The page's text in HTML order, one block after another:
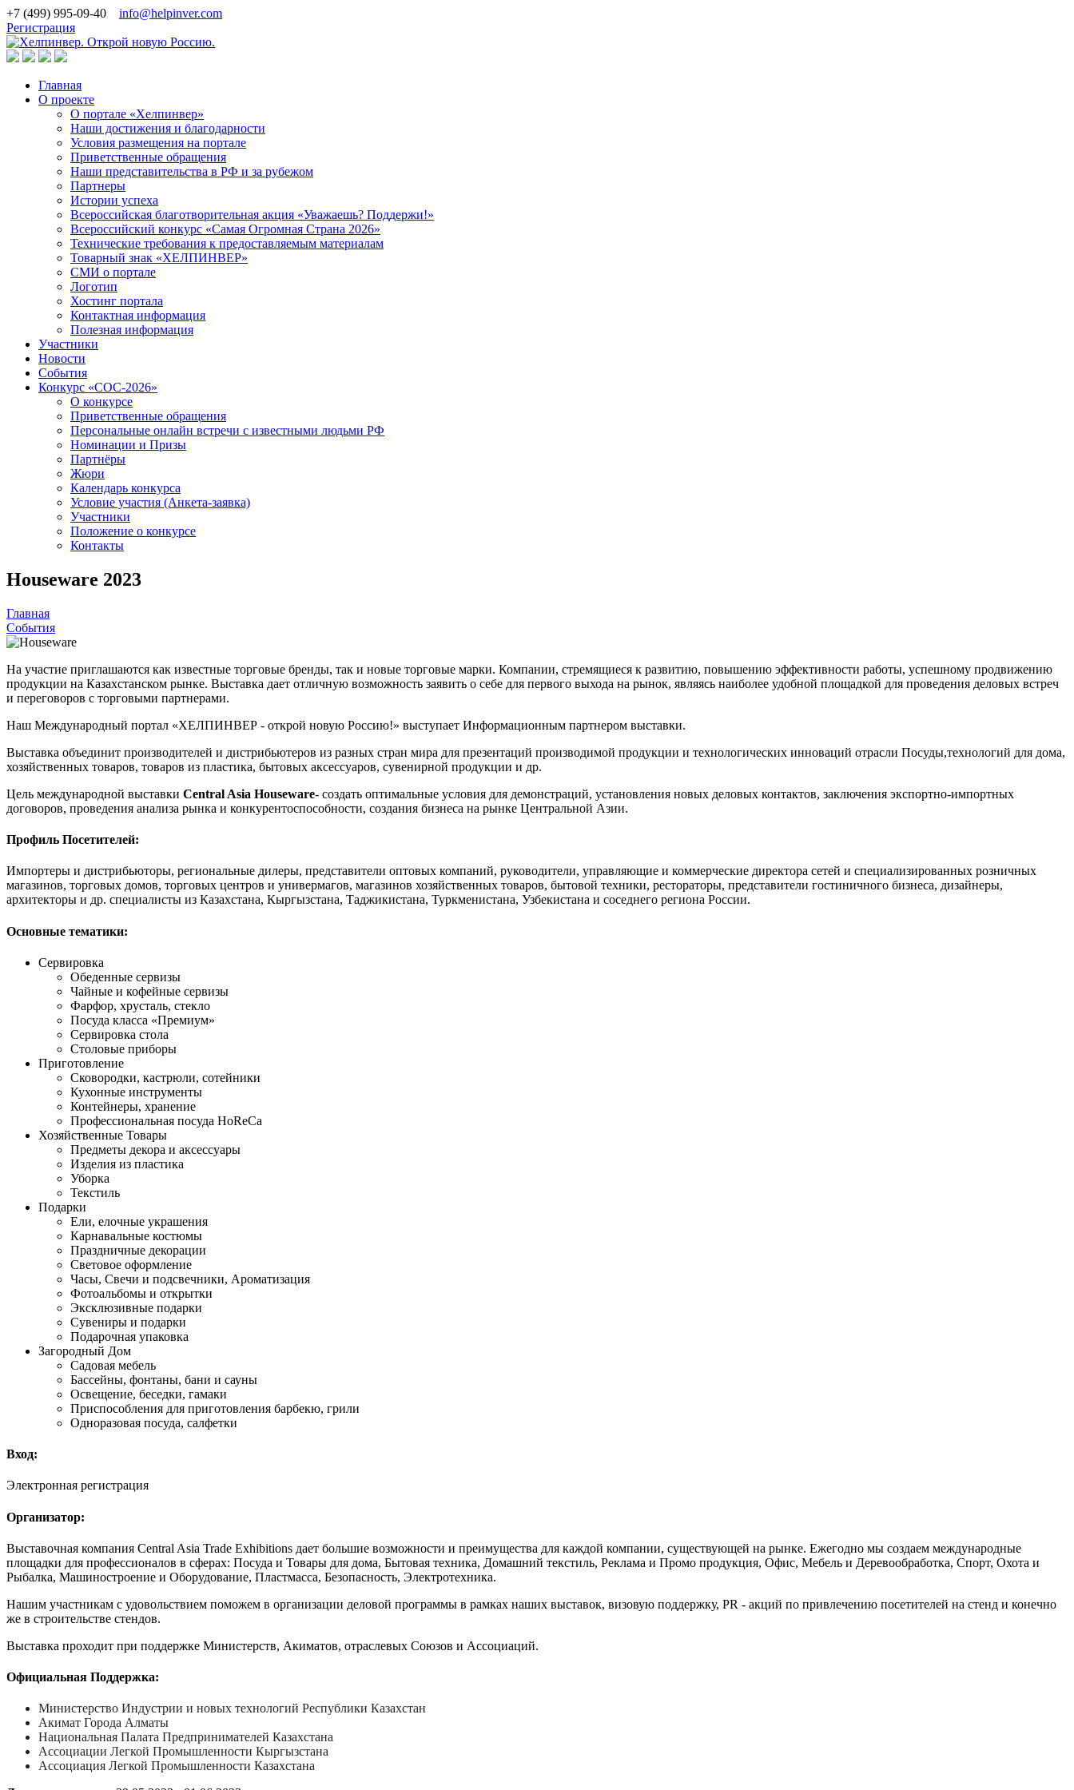
+7 (499) 995-09-40
info@helpinver.com
Регистрация
Главная
О проекте
О портале «Хелпинвер»
Наши достижения и благодарности
Условия размещения на портале
Приветственные обращения
Наши представительства в РФ и за рубежом
Партнеры
Истории успеха
Всероссийская благотворительная акция «Уважаешь? Поддержи!»
Всероссийский конкурс «Самая Огромная Страна 2026»
Технические требования к предоставляемым материалам
Товарный знак «ХЕЛПИНВЕР»
СМИ о портале
Логотип
Хостинг портала
Контактная информация
Полезная информация
Участники
Новости
События
Конкурс «СОС-2026»
О конкурсе
Приветственные обращения
Персональные онлайн встречи с известными людьми РФ
Номинации и Призы
Партнёры
Жюри
Календарь конкурса
Условие участия (Анкета-заявка)
Участники
Положение о конкурсе
Контакты
Houseware 2023
Главная
События
На участие приглашаются как известные торговые бренды, так и новые торговые марки. Компании, стремящиеся к развитию, повышению эффективности работы, успешному продвижению
продукции на Казахстанском рынке. Выставка дает отличную возможность заявить о себе для первого выхода на рынок, являясь наиболее удобной площадкой для проведения деловых встреч
и переговоров с торговыми партнерами.
Наш Международный портал «ХЕЛПИНВЕР - открой новую Россию!» выступает Информационным партнером выставки.
Выставка объединит производителей и дистрибьютеров из разных стран мира для презентаций производимой продукции и технологических инноваций отрасли Посуды,технологий для дома,
хозяйственных товаров, товаров из пластика, бытовых аксессуаров, сувенирной продукции и др.
Цель международной выставки Central Asia Houseware- создать оптимальные условия для демонстраций, установления новых деловых контактов, заключения экспортно-импортных
договоров, проведения анализа рынка и конкурентоспособности, создания бизнеса на рынке Центральной Азии.
Профиль Посетителей:
Импортеры и дистрибьюторы, региональные дилеры, представители оптовых компаний, руководители, управляющие и коммерческие директора сетей и специализированных розничных
магазинов, торговых домов, торговых центров и универмагов, магазинов хозяйственных товаров, бытовой техники, рестораторы, представители гостиничного бизнеса, дизайнеры,
архитекторы и др. специалисты из Казахстана, Кыргызстана, Таджикистана, Туркменистана, Узбекистана и соседнего региона России.
Основные тематики:
Сервировка
Обеденные сервизы
Чайные и кофейные сервизы
Фарфор, хрусталь, стекло
Посуда класса «Премиум»
Сервировка стола
Столовые приборы
Приготовление
Сковородки, кастрюли, сотейники
Кухонные инструменты
Контейнеры, хранение
Профессиональная посуда HoReCa
Хозяйственные Товары
Предметы декора и аксессуары
Изделия из пластика
Уборка
Текстиль
Подарки
Ели, елочные украшения
Карнавальные костюмы
Праздничные декорации
Световое оформление
Часы, Свечи и подсвечники, Ароматизация
Фотоальбомы и открытки
Эксклюзивные подарки
Сувениры и подарки
Подарочная упаковка
Загородный Дом
Садовая мебель
Бассейны, фонтаны, бани и сауны
Освещение, беседки, гамаки
Приспособления для приготовления барбекю, грили
Одноразовая посуда, салфетки
Вход:
Электронная регистрация
Организатор:
Выставочная компания Central Asia Trade Exhibitions дает большие возможности и преимущества для каждой компании, существующей на рынке. Ежегодно мы создаем международные
площадки для профессионалов в сферах: Посуда и Товары для дома, Бытовая техника, Домашний текстиль, Реклама и Промо продукция, Офис, Мебель и Деревообработка, Спорт, Охота и
Рыбалка, Машиностроение и Оборудование, Пластмасса, Безопасность, Электротехника.
Нашим участникам с удовольствием поможем в организации деловой программы в рамках наших выставок, визовую поддержку, PR - акций по привлечению посетителей на стенд и конечно
же в строительстве стендов.
Выставка проходит при поддержке Министерств, Акиматов, отраслевых Союзов и Ассоциаций.
Официальная Поддержка:
Министерство Индустрии и новых технологий Республики Казахстан
Акимат Города Алматы
Национальная Палата Предпринимателей Казахстана
Ассоциации Легкой Промышленности Кыргызстана
Ассоциация Легкой Промышленности Казахстана